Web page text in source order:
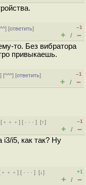
] [ответить]
–1
+ / –
то. Без вибратора
привыкаешь.
] [^^^] [ответить]
–1
+ / –
﹢﹢﹢] [ · · ·][↑]
–1
+ / –
i3/i5, как так? Ну
﹢﹢﹢] [ · · ·][↓]
+1
+ / –